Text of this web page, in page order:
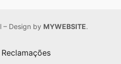
Design by MYWEBSITE.